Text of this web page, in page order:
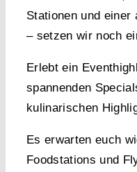
Stationen und einer
– setzen wir noch
Erlebt ein
spannenden
kulinarischen
Es erwarten euch
Foodstations und